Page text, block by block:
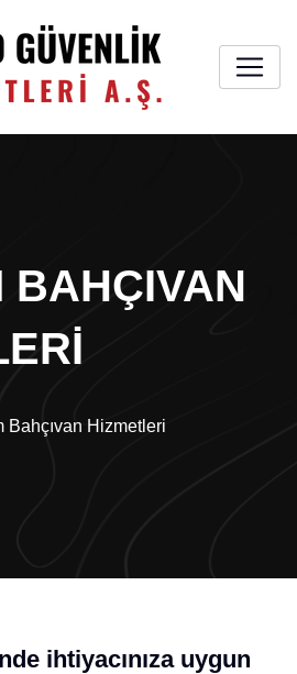
BAHÇIVAN
Bahçıvan Hizmetleri
ihtiyacınıza uygun